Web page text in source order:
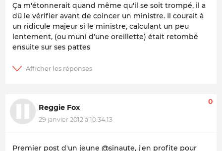
Ça m'étonnerait quand même qu'il se soit trompé, il a
dû le vérifier avant de coincer un ministre. Il courait à
un ridicule majeur si le ministre, calculant un peu
lentement, (ou muni d'une oreillette) était retombé
ensuite sur ses pattes
Reggie Fox
29 janvier 2012 à 10:34:13
0
Premier post d'un jeune @sinaute, j'en profite pour